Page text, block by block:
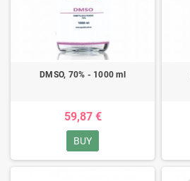
DMSO, 70% - 1000 ml
59,87 €
BUY